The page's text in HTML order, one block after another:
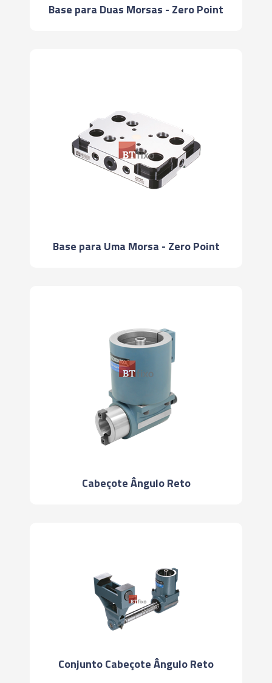
Base para Duas Morsas - Zero Point
Base para Uma Morsa - Zero Point
Cabeçote Ângulo Reto
Conjunto Cabeçote Ângulo Reto